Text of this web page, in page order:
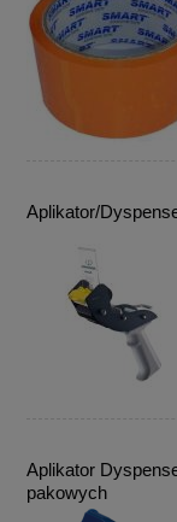
Aplikator/
Aplikator
pakowych